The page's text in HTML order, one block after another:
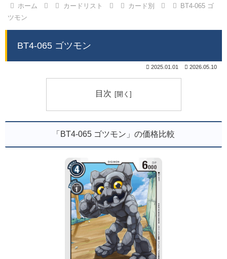
ホーム カードリスト カード別
BT4-065 ゴ
ツモン
BT4-065 ゴツモン
2025.01.01 2026.05.10
目次
「BT4-065 ゴツモン」の価格比較